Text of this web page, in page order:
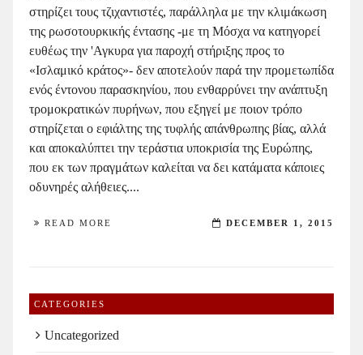
στηρίζει τους τζιχαντιστές, παράλληλα με την κλιμάκωση
της ρωσοτουρκικής έντασης -με τη Μόσχα να κατηγορεί
ευθέως την 'Αγκυρα για παροχή στήριξης προς το
«Ισλαμικό κράτος»- δεν αποτελούν παρά την προμετωπίδα
ενός έντονου παρασκηνίου, που ενθαρρύνει την ανάπτυξη
τρομοκρατικών πυρήνων, που εξηγεί με ποιον τρόπο
στηρίζεται ο εφιάλτης της τυφλής απάνθρωπης βίας, αλλά
και αποκαλύπτει την τεράστια υποκρισία της Ευρώπης,
που εκ των πραγμάτων καλείται να δει κατάματα κάποιες
οδυνηρές αλήθειες....
READ MORE DECEMBER 1, 2015
CATEGORIES
Uncategorized